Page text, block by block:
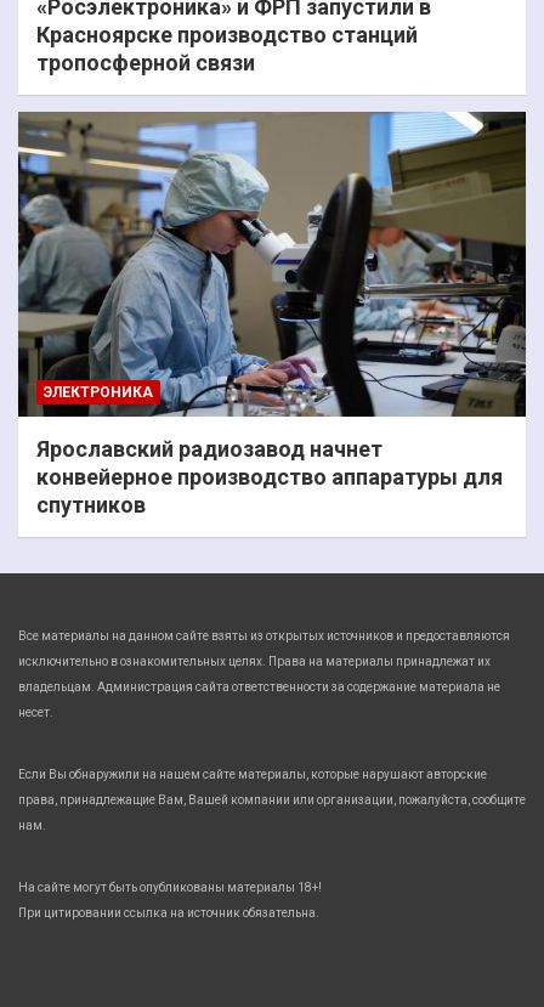
«Росэлектроника» и ФРП запустили в
Красноярске производство станций
тропосферной связи
ЭЛЕКТРОНИКА
Ярославский радиозавод начнет
конвейерное производство аппаратуры для
спутников
Все материалы на данном сайте взяты из открытых источников и предоставляются
исключительно в ознакомительных целях. Права на материалы принадлежат их
владельцам. Администрация сайта ответственности за содержание материала не
несет.
Если Вы обнаружили на нашем сайте материалы, которые нарушают авторские
права, принадлежащие Вам, Вашей компании или организации, пожалуйста, сообщите
нам.
На сайте могут быть опубликованы материалы 18+!
При цитировании ссылка на источник обязательна.